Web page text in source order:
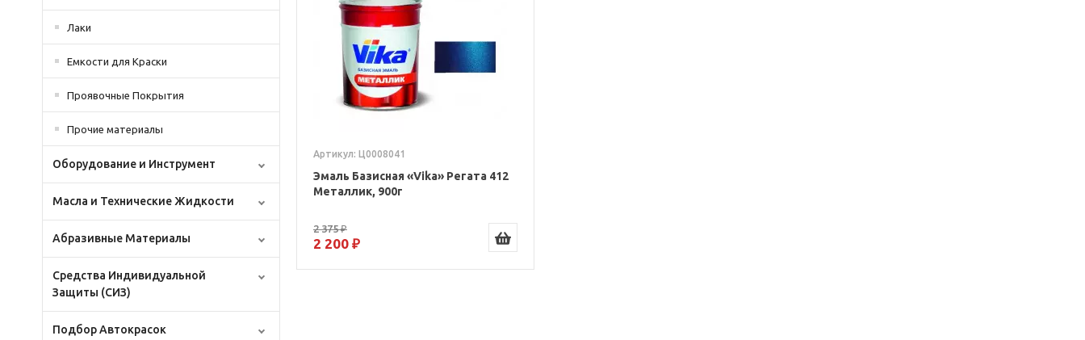
Лаки
Емкости для Краски
Проявочные Покрытия
Прочие материалы
Оборудование и Инструмент
Масла и Технические Жидкости
Абразивные Материалы
Средства Индивидуальной
Защиты (СИЗ)
Подбор Автокрасок
Артикул: Ц0008041
Эмаль Базисная «Vika» Регата 412
Металлик, 900г
2 375 ₽
2 200 ₽